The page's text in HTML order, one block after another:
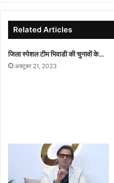
Related Articles
जिला स्पेशल टीम भिवाडी की चुनावों के…
अक्टूबर 21, 2023